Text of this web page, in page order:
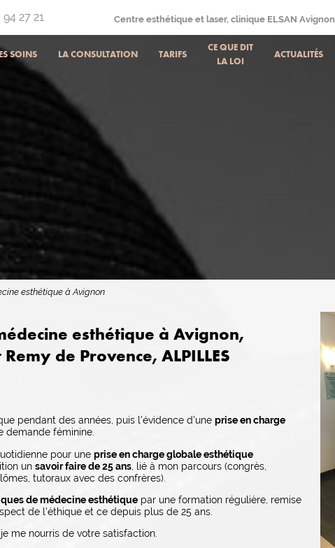
27 21 Centre esthétique et laser, clinique ELSAN Avignon
SOINS LA CONSULTATION TARIFS
CE QUE DIT
LA LOI
ACTUALITÉS
esthétique à Avignon
esthétique à Avignon,
de Provence, ALPILLES
pendant des années, puis l'évidence d'une prise en charge
demande féminine.
pour une prise en charge globale esthétique
un savoir faire de 25 ans , lié à mon parcours (congrès,
tutoraux avec des confrères).
de médecine esthétique par une formation régulière, remise
de l'éthique et ce depuis plus de 25 ans.
me nourris de votre satisfaction.